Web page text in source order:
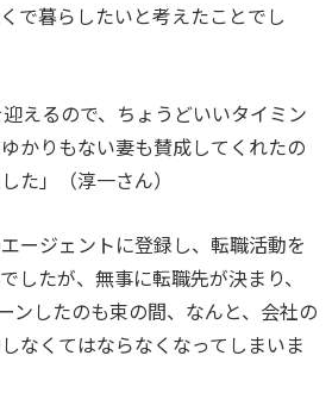
で暮らしたいと考えたことでし
えるので、ちょうどいいタイミン
かりもない妻も賛成してくれたの
た」（淳一さん）
ージェントに登録し、転職活動を
したが、無事に転職先が決まり、
ンしたのも束の間、なんと、会社の
なくてはならなくなってしまいま